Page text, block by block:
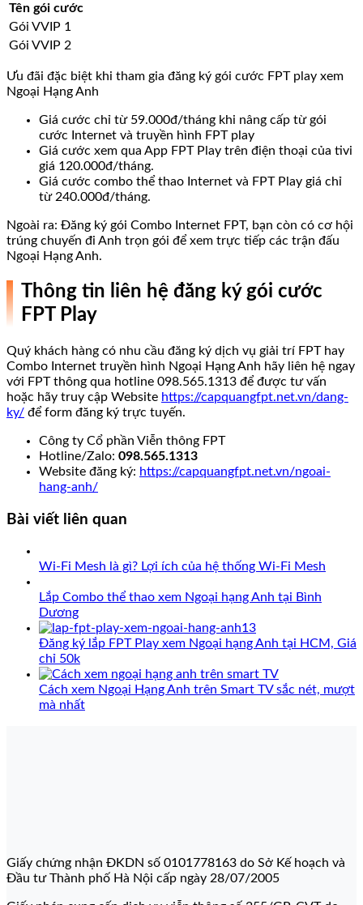
Tên gói cước
Gói VVIP 1
Gói VVIP 2
Ưu đãi đặc biệt khi tham gia đăng ký gói cước FPT play xem
Ngoại Hạng Anh
Giá cước chỉ từ 59.000đ/tháng khi nâng cấp từ gói
cước Internet và truyền hình FPT play
Giá cước xem qua App FPT Play trên điện thoại của tivi
giá 120.000đ/tháng.
Giá cước combo thể thao Internet và FPT Play giá chỉ
từ 240.000đ/tháng.
Ngoài ra: Đăng ký gói Combo Internet FPT, bạn còn có cơ hội
trúng chuyến đi Anh trọn gói để xem trực tiếp các trận đấu
Ngoại Hạng Anh.
Thông tin liên hệ đăng ký gói cước
FPT Play
Quý khách hàng có nhu cầu đăng ký dịch vụ giải trí FPT hay
Combo Internet truyền hình Ngoại Hạng Anh hãy liên hệ ngay
với FPT thông qua hotline 098.565.1313 để được tư vấn
hoặc hãy truy cập Website https://capquangfpt.net.vn/dang-
ky/ để form đăng ký trực tuyến.
Công ty Cổ phần Viễn thông FPT
Hotline/Zalo: 098.565.1313
Website đăng ký: https://capquangfpt.net.vn/ngoai-
hang-anh/
Bài viết liên quan
Wi-Fi Mesh là gì? Lợi ích của hệ thống Wi-Fi Mesh
Lắp Combo thể thao xem Ngoại hạng Anh tại Bình
Dương
Đăng ký lắp FPT Play xem Ngoại hạng Anh tại HCM, Giá
chỉ 50k
Cách xem Ngoại Hạng Anh trên Smart TV sắc nét, mượt
mà nhất
Giấy chứng nhận ĐKDN số 0101778163 do Sở Kế hoạch và
Đầu tư Thành phố Hà Nội cấp ngày 28/07/2005